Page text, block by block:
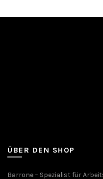
ÜBER DEN SHOP
Barrone – Spezialist für